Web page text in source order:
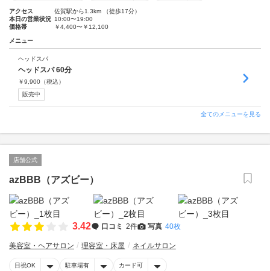
アクセス
佐賀駅から1.3km （徒歩17分）
本日の営業状況 10:00〜19:00
価格帯
￥4,400〜￥12,100
メニュー
ヘッドスパ
ヘッドスパ 60分
￥9,900 （税込）
販売中
全てのメニューを見る
店舗公式
azBBB（アズビー）
3.42 口コミ 2件 写真 40枚
美容室・ヘアサロン 理容室・床屋 ネイルサロン
日祝OK 駐車場有 カード可